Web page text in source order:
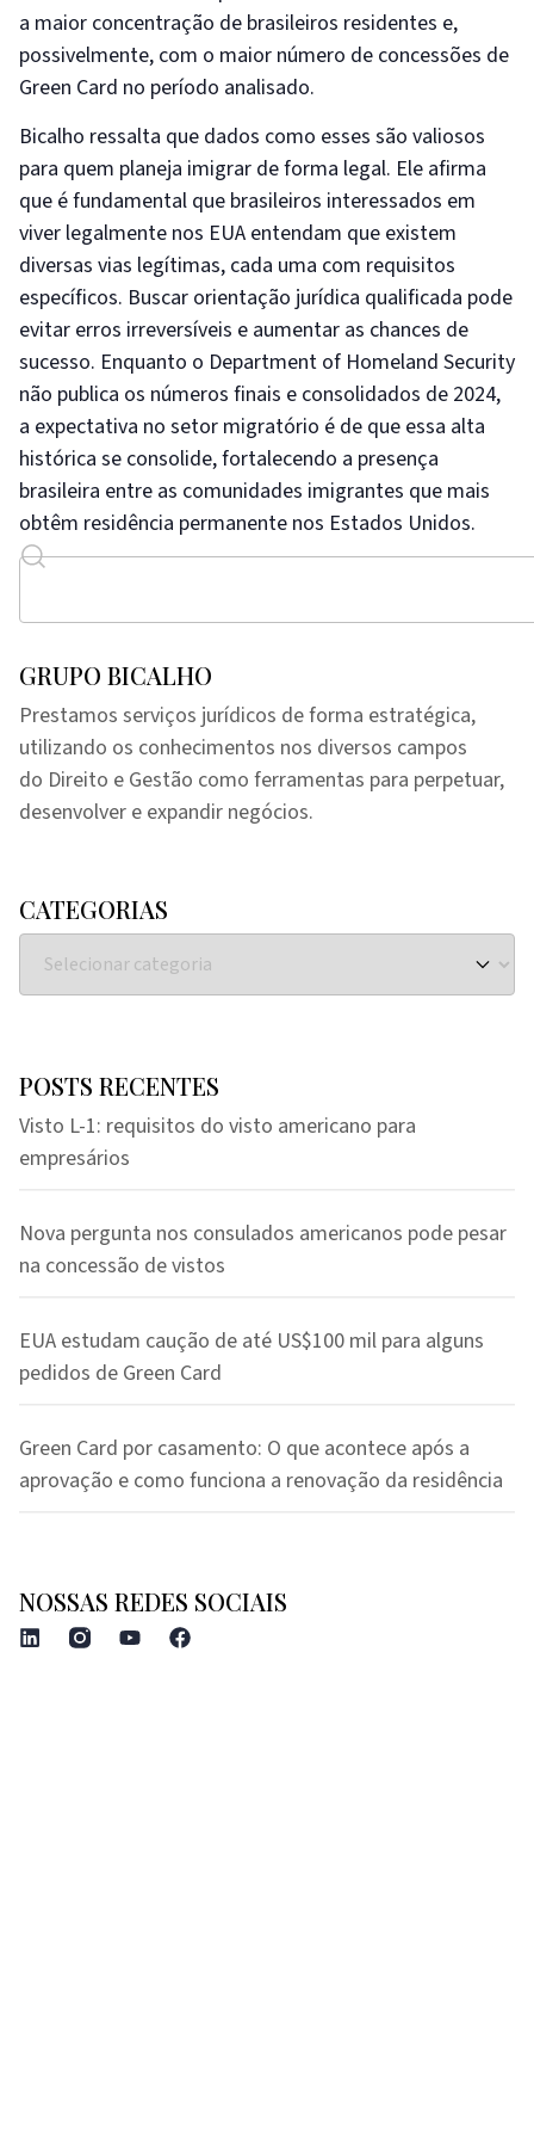
a maior concentração de brasileiros residentes e,
possivelmente, com o maior número de concessões de
Green Card no período analisado.
Bicalho ressalta que dados como esses são valiosos
para quem planeja imigrar de forma legal. Ele afirma
que é fundamental que brasileiros interessados em
viver legalmente nos EUA entendam que existem
diversas vias legítimas, cada uma com requisitos
específicos. Buscar orientação jurídica qualificada pode
evitar erros irreversíveis e aumentar as chances de
sucesso. Enquanto o Department of Homeland Security
não publica os números finais e consolidados de 2024,
a expectativa no setor migratório é de que essa alta
histórica se consolide, fortalecendo a presença
brasileira entre as comunidades imigrantes que mais
obtêm residência permanente nos Estados Unidos.
GRUPO BICALHO
Prestamos serviços jurídicos de forma estratégica,
utilizando os conhecimentos nos diversos campos
do Direito e Gestão como ferramentas para perpetuar,
desenvolver e expandir negócios.
CATEGORIAS
POSTS RECENTES
Visto L-1: requisitos do visto americano para
empresários
Nova pergunta nos consulados americanos pode pesar
na concessão de vistos
EUA estudam caução de até US$100 mil para alguns
pedidos de Green Card
Green Card por casamento: O que acontece após a
aprovação e como funciona a renovação da residência
NOSSAS REDES SOCIAIS